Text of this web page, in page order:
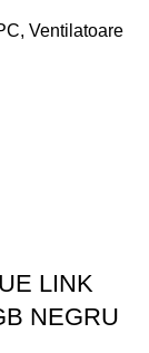
, Ventilatoare
LINK
NEGRU